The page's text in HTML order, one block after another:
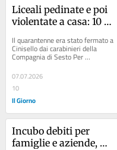
Liceali pedinate e poi
violentate a casa: 10
predatore sessuale di
Sesto San Giovanni
Il quarantenne era stato fermato a
Cinisello dai carabinieri della
Compagnia di Sesto Per
approfondire: Articolo: L’incubo delle
amiche...
07.07.2026
10
Il Giorno
Incubo debiti per
famiglie e aziende,